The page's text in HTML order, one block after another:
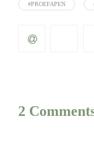
#PROEFAPEN
2